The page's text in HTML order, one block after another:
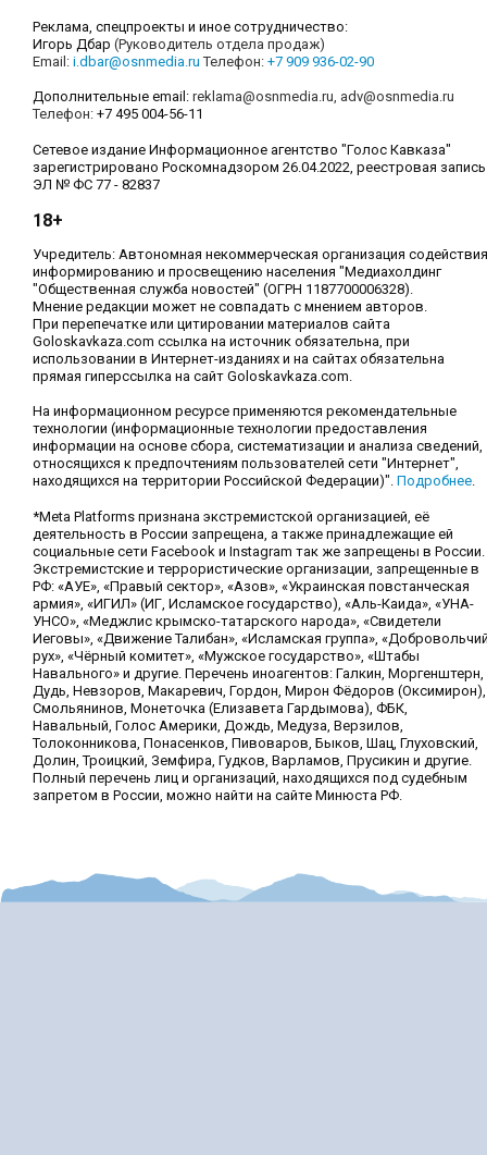
Реклама, спецпроекты и иное сотрудничество:
Игорь Дбар (Руководитель отдела продаж)
Email: i.dbar@osnmedia.ru Телефон: +7 909 936-02-90
Дополнительные email: reklama@osnmedia.ru adv@osnmedia.ru
Телефон: +7 495 004-56-11
Сетевое издание Информационное агентство "Голос Кавказа"
зарегистрировано Роскомнадзором 26.04.2022, реестровая запись
ЭЛ № ФС 77 - 82837
18+
Учредитель: Автономная некоммерческая организация содействия
информированию и просвещению населения "Медиахолдинг
"Общественная служба новостей" (ОГРН 1187700006328).
Мнение редакции может не совпадать с мнением авторов.
При перепечатке или цитировании материалов сайта
Goloskavkaza.com ссылка на источник обязательна, при
использовании в Интернет-изданиях и на сайтах обязательна
прямая гиперссылка на сайт Goloskavkaza.com.
На информационном ресурсе применяются рекомендательные
технологии (информационные технологии предоставления
информации на основе сбора, систематизации и анализа сведений,
относящихся к предпочтениям пользователей сети "Интернет",
находящихся на территории Российской Федерации)". Подробнее
*Meta Platforms признана экстремистской организацией, её
деятельность в России запрещена, а также принадлежащие ей
социальные сети Facebook и Instagram так же запрещены в России.
Экстремистские и террористические организации, запрещенные в
РФ: «АУЕ», «Правый сектор», «Азов», «Украинская повстанческая
армия», «ИГИЛ» (ИГ, Исламское государство), «Аль-Каида», «УНА-
УНСО», «Меджлис крымско-татарского народа», «Свидетели
Иеговы», «Движение Талибан», «Исламская группа»,
рух», «Чёрный комитет», «Мужское государство», «Штабы
Навального» и другие. Перечень иноагентов: Галкин, Моргенштерн,
Дудь, Невзоров, Макаревич, Гордон, Мирон Фёдоров (Оксимирон),
Смольянинов, Монеточка (Елизавета Гардымова), ФБК,
Навальный, Голос Америки, Дождь, Медуза, Верзилов,
Толоконникова, Понасенков, Пивоваров, Быков, Шац, Глуховский,
Долин, Троицкий, Земфира, Гудков, Варламов, Прусикин и другие.
Полный перечень лиц и организаций, находящихся под судебным
запретом в России, можно найти на сайте Минюста РФ.